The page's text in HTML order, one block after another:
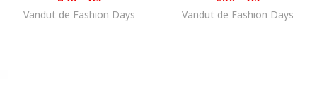
Vandut de Fashion Days Vandut de Fashion Days